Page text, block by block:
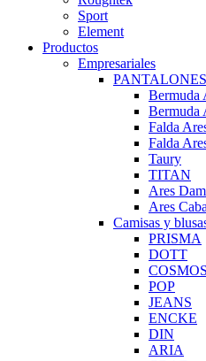
Sport
Element
Productos
Empresariales
Bermuda
Bermuda
Falda
Falda
Taury
TITAN
Ares
Ares
Camisas y
PRISMA
DOTT
COSMOS
POP
JEANS
ENCKE
DIN
ARIA